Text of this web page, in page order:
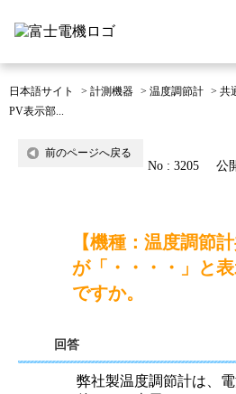
日本語サイト > 計測機器 > 温度調節計 > 共
PV表示部...
前のページへ戻る
No : 3205 公
【機種：温度調節
が「・・・・」と
ですか。
回答
弊社製温度調節計は、